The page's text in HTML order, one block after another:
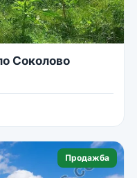
Соколово
Продажба